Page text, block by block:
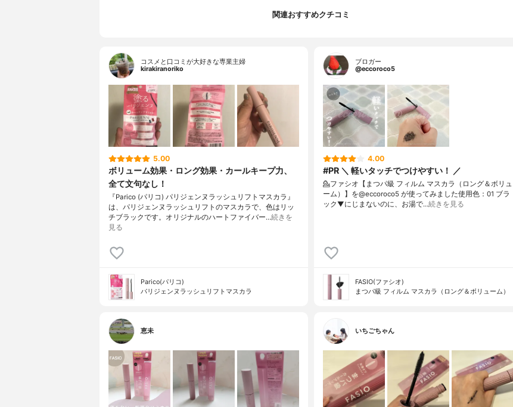
関連おすすめクチコミ
コスメと口コミが大好きな専業主婦
kirakiranoriko
5.00
ボリューム効果・ロング効果・カールキープ力、
全て文句なし！
『Parico (パリコ) パリジェンヌラッシュリフトマスカラ』
は、パリジェンヌラッシュリフトのマスカラで、色はリッ
チブラックです。オリジナルのハートファイバー…続きを
見る
Parico(パリコ)
パリジェンヌラッシュリフトマスカラ
ブロガー
@eccoroco5
4.00
#PR ＼ 軽いタッチでつけやすい！ ／
💁ファシオ【まつパ級 フィルム マスカラ（ロング＆ボリュ
ーム）】を@eccoroco5 が使ってみました⁡使用色：01 ブラ
ック⁡⁡▼⁡⁡にじまないのに、お湯で…続きを見る
FASIO(ファシオ)
まつパ級 フィルム マスカラ（ロング＆ボリューム）
恵未 いちごちゃん